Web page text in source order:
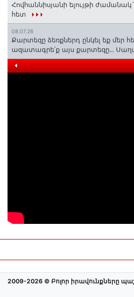
Հովհաննիսյանի ելույթի
հետ
08.07.26
Քարտեզը ձեռքներդ ընկել եք մեր
ազատագրե՛ք այս քարտեզը․․․
2009-2026 © Բոլոր իրավունքները